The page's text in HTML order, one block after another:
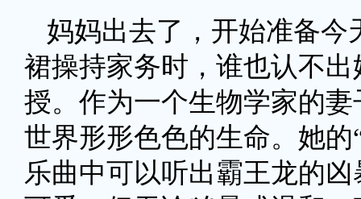
妈妈出去了，开始准备
裙操持家务时，谁也认不
授。作为一个生物学家的
世界形形色色的生命。她
乐曲中可以听出霸王龙的